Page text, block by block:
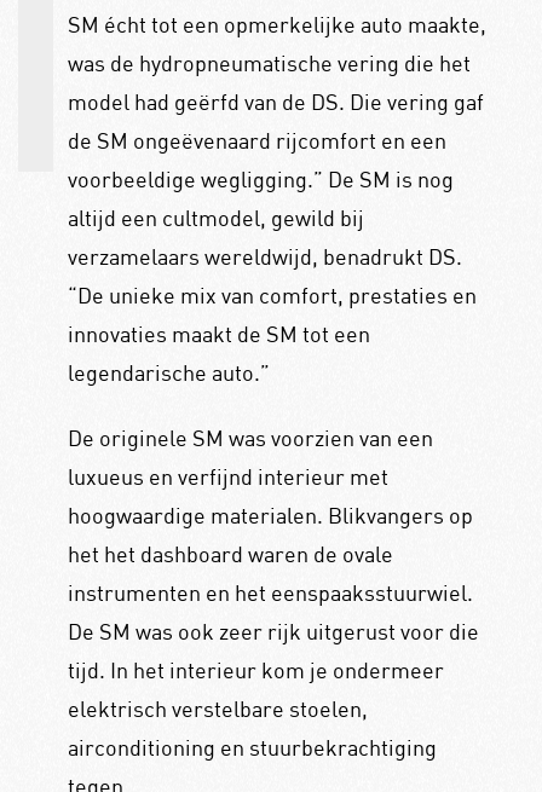
SM écht tot een opmerkelijke auto maakte,
was de hydropneumatische vering die het
model had geërfd van de DS. Die vering gaf
de SM ongeëvenaard rijcomfort en een
voorbeeldige wegligging.” De SM is nog
altijd een cultmodel, gewild bij
verzamelaars wereldwijd, benadrukt DS.
“De unieke mix van comfort, prestaties en
innovaties maakt de SM tot een
legendarische auto.”
De originele SM was voorzien van een
luxueus en verfijnd interieur met
hoogwaardige materialen. Blikvangers op
het het dashboard waren de ovale
instrumenten en het eenspaaksstuurwiel.
De SM was ook zeer rijk uitgerust voor die
tijd. In het interieur kom je ondermeer
elektrisch verstelbare stoelen,
airconditioning en stuurbekrachtiging
tegen.